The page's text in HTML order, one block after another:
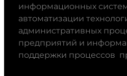
информационных
автоматизации
административных
предприятий и
поддержки процессов